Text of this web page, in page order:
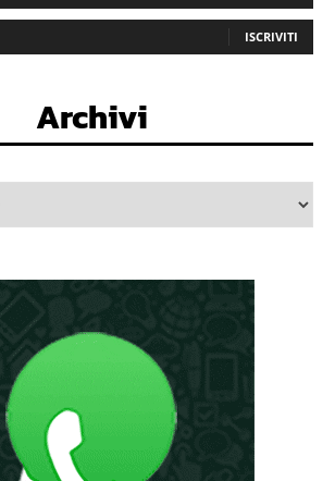
ISCRIVITI
Archivi